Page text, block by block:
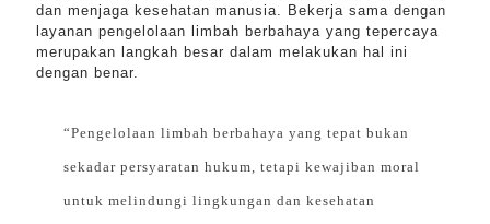
dan menjaga kesehatan manusia. Bekerja sama dengan
layanan pengelolaan limbah berbahaya yang tepercaya
merupakan langkah besar dalam melakukan hal ini
dengan benar.
“Pengelolaan limbah berbahaya yang tepat bukan
sekadar persyaratan hukum, tetapi kewajiban moral
untuk melindungi lingkungan dan kesehatan